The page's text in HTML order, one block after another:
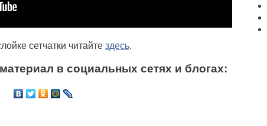
сетчатки читайте здесь.
в социальных сетях и блогах: